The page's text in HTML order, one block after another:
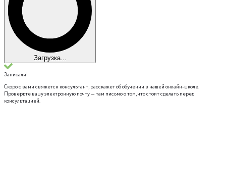
Загрузка...
Записали!
Скоро с вами свяжется консультант, расскажет об обучении в нашей онлайн-школе.
Проверьте вашу электронную почту — там письмо о том, что стоит сделать перед
консультацией.